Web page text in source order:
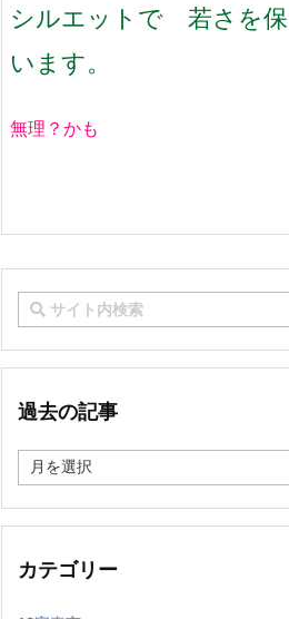
シルエットで 若さを
います。
無理？かも
過去の記事
去
記
カテゴリー